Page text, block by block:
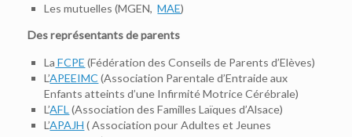
Les mutuelles (MGEN,MAE)
Des représentants de parents
La FCPE (Fédération des Conseils de Parents d’Elèves)
L’APEEIMC (Association Parentale d’Entraide aux
Enfants atteints d’une Infirmité Motrice Cérébrale)
L’AFL (Association des Familles Laïques d’Alsace)
L’APAJH ( Association pour Adultes et Jeunes